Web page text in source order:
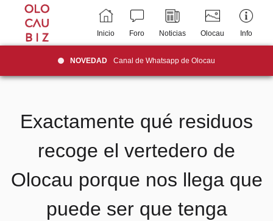
Inicio Foro Noticias Olocau Info
NOVEDAD Canal de Whatsapp de Olocau
Exactamente qué residuos
recoge el vertedero de
Olocau porque nos llega que
puede ser que tenga